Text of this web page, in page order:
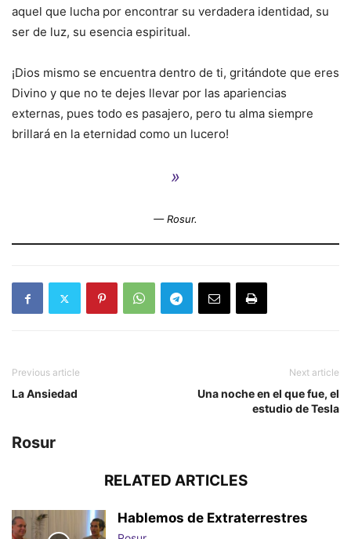
aquel que lucha por encontrar su verdadera identidad, su
ser de luz, su esencia espiritual.
¡Dios mismo se encuentra dentro de ti, gritándote que eres
Divino y que no te dejes llevar por las apariencias
externas, pues todo es pasajero, pero tu alma siempre
brillará en la eternidad como un lucero!
»
— Rosur.
Previous article
La Ansiedad
Next article
Una noche en el que fue, el
estudio de Tesla
Rosur
RELATED ARTICLES
Hablemos de Extraterrestres